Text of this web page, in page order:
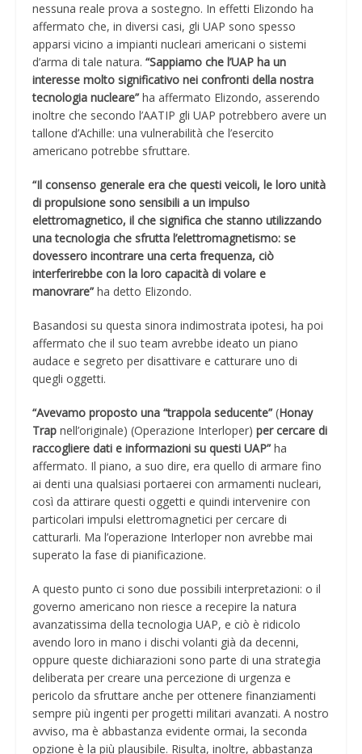
nessuna reale prova a sostegno. In effetti Elizondo ha
affermato che, in diversi casi, gli UAP sono spesso
apparsi vicino a impianti nucleari americani o sistemi
d’arma di tale natura.“Sappiamo che l’UAP ha un
interesse molto significativo nei confronti della nostra
tecnologia nucleare”ha affermato Elizondo, asserendo
inoltre che secondo l’AATIP gli UAP potrebbero avere un
tallone d’Achille: una vulnerabilità che l’esercito
americano potrebbe sfruttare.
“Il consenso generale era che questi veicoli, le loro unità
di propulsione sono sensibili a un impulso
elettromagnetico, il che significa che stanno utilizzando
una tecnologia che sfrutta l’elettromagnetismo: se
dovessero incontrare una certa frequenza, ciò
interferirebbe con la loro capacità di volare e
manovrare” ha detto Elizondo.
Basandosi su questa sinora indimostrata ipotesi, ha poi
affermato che il suo team avrebbe ideato un piano
audace e segreto per disattivare e catturare uno di
quegli oggetti.
“Avevamo proposto una “trappola seducente”(Honay
Trap nell’originale) (Operazione Interloper) per cercare di
raccogliere dati e informazioni su questi UAP” ha
affermato. Il piano, a suo dire, era quello di armare fino
ai denti una qualsiasi portaerei con armamenti nucleari,
così da attirare questi oggetti e quindi intervenire con
particolari impulsi elettromagnetici per cercare di
catturarli. Ma l’operazione Interloper non avrebbe mai
superato la fase di pianificazione.
A questo punto ci sono due possibili interpretazioni: o il
governo americano non riesce a recepire la natura
avanzatissima della tecnologia UAP, e ciò è ridicolo
avendo loro in mano i dischi volanti già da decenni,
oppure queste dichiarazioni sono parte di una strategia
deliberata per creare una percezione di urgenza e
pericolo da sfruttare anche per ottenere finanziamenti
sempre più ingenti per progetti militari avanzati. A nostro
avviso, ma è abbastanza evidente ormai, la seconda
opzione è la più plausibile. Risulta, inoltre, abbastanza